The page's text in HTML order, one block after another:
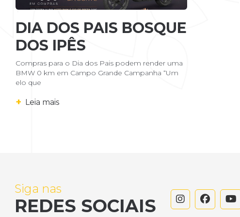
DIA DOS PAIS BOSQUE
DOS IPÊS
Compras para o Dia dos Pais podem render uma
BMW 0 km em Campo Grande Campanha “Um
elo que
+ Leia mais
Siga nas
REDES SOCIAIS